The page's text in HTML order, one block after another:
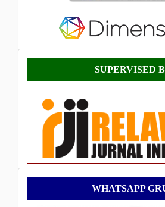
Supervised
By
SUPERVISED
WhatsAppWHATSAPP